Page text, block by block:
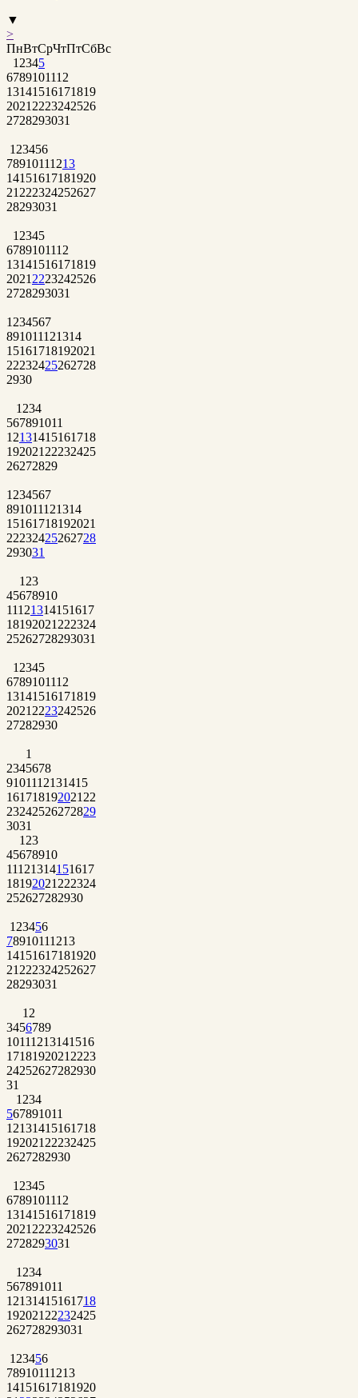
▼
>
ПнВтСрЧтПтСбВс
1 2345
6789101112
13141516171819
2021 2223242526
2728293031
1 23456
78910111213
14151617181920
21 222324252627
28293031
1 2345
6789101112
13141516171819
2021 2223242526
2728293031
1 234567
891011121314
15161718192021
22232425262728
2930
1 234
567891011
12131415161718
192021 22232425
26272829
1 234567
891011121314
15161718192021
22232425262728
293031
1 23
45678910
11121314151617
18192021 222324
25262728293031
1 2345
6789101112
13141516171819
2021 2223242526
27282930
1
2345678
9101112131415
161718192021 22
23242526272829
3031
1 23
45678910
11121314151617
18192021 222324
252627282930
1 23456
78910111213
14151617181920
21 222324252627
28293031
1 2
3456789
10111213141516
1718192021 2223
24252627282930
31
1 234
567891011
12131415161718
192021 22232425
2627282930
1 2345
6789101112
13141516171819
2021 2223242526
2728293031
1 234
567891011
12131415161718
192021 22232425
262728293031
1 23456
78910111213
14151617181920